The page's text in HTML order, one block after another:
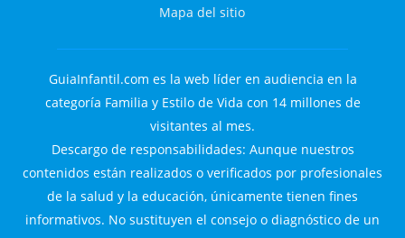
Mapa del sitio
GuiaInfantil.com es la web líder en audiencia en la
categoría Familia y Estilo de Vida con 14 millones de
visitantes al mes.
Descargo de responsabilidades: Aunque nuestros
contenidos están realizados o verificados por profesionales
de la salud y la educación, únicamente tienen fines
informativos. No sustituyen el consejo o diagnóstico de un